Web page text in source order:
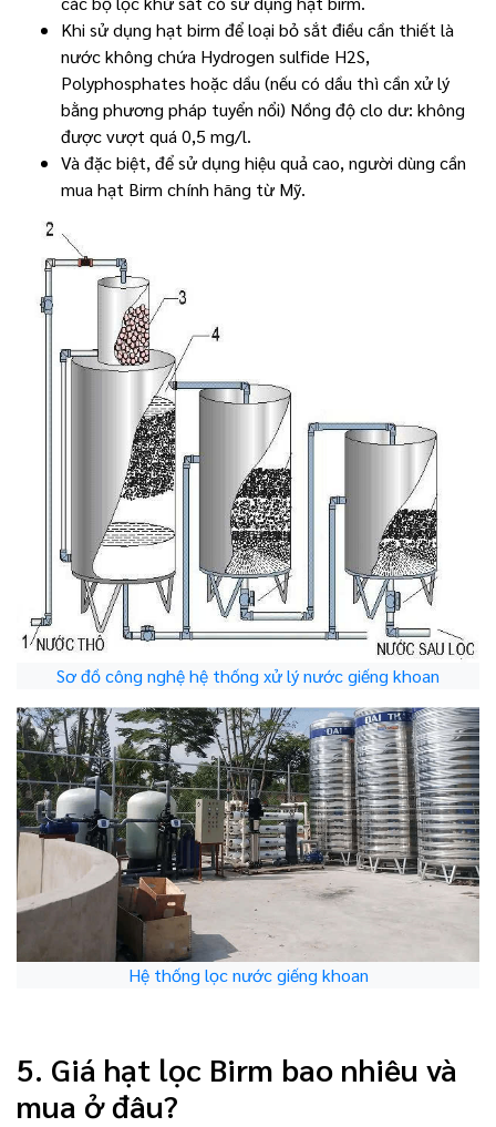
Khi sử dụng hạt birm để loại bỏ sắt điều cần thiết là
nước không chứa Hydrogen sulfide H2S,
Polyphosphates hoặc dầu (nếu có dầu thì cần xử lý
bằng phương pháp tuyển nổi) Nồng độ clo dư: không
được vượt quá 0,5 mg/l.
Và đặc biệt, để sử dụng hiệu quả cao, người dùng cần
mua hạt Birm chính hãng từ Mỹ.
Sơ đồ công nghệ hệ thống xử lý nước giếng khoan
Hệ thống lọc nước giếng khoan
5. Giá hạt lọc Birm bao nhiêu và
mua ở đâu?